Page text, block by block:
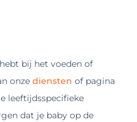
bij het voeden of
onze diensten of pagina
leeftijdsspecifieke
dat je baby op de